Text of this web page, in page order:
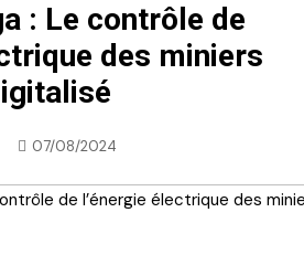
: Le contrôle de
des miniers
07/08/2024